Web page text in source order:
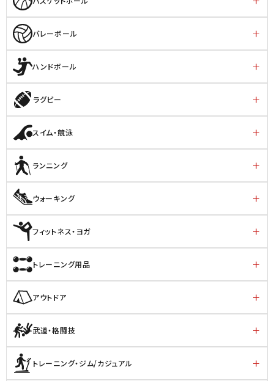
バレーボール
ハンドボール
ラグビー
スイム・競泳
ランニング
ウォーキング
フィットネス・ヨガ
トレーニング用品
アウトドア
武道・格闘技
トレーニング・ジム/カジュアル